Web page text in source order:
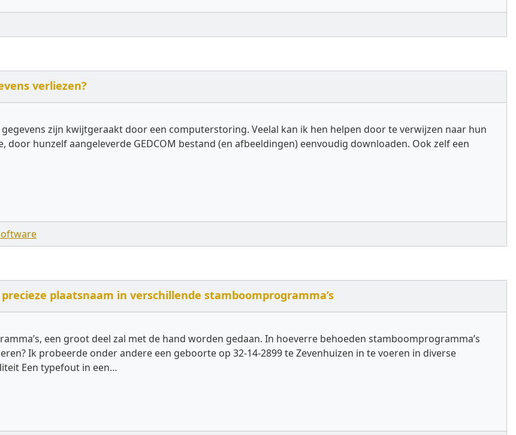
verliezen?
zijn kwijtgeraakt door een computerstoring. Veelal kan ik hen helpen door te verwijzen naar hun
hunzelf aangeleverde GEDCOM bestand (en afbeeldingen) eenvoudig downloaden. Ook zelf een
plaatsnaam in verschillende stamboomprogramma’s
een groot deel zal met de hand worden gedaan. In hoeverre behoeden stamboomprogramma’s
Ik probeerde onder andere een geboorte op 32-14-2899 te Zevenhuizen in te voeren in diverse
Een typefout in een…